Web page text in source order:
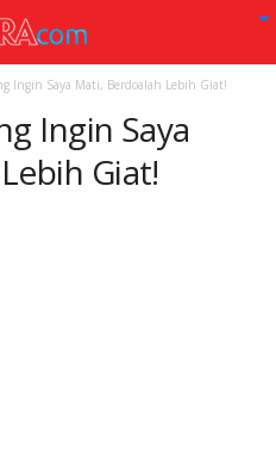
Ingin Saya Mati, Berdoalah Lebih Giat!
Ingin Saya
Giat!